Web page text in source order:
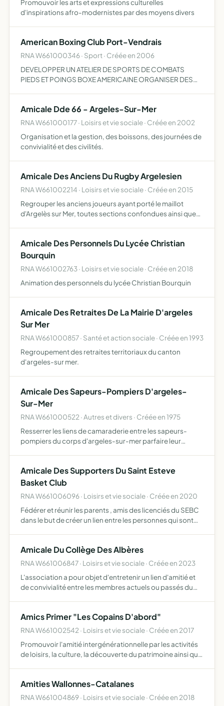
Promouvoir les arts et expressions culturelles
d'inspirations afro-modernistes par des moyens divers
American Boxing Club Port-Vendrais
RNA W661000346 · Sport · Créée en 2006
DEVELOPPER UN ATELIER DE SPORTS DE COMBATS
PIEDS ET POINGS BOXE AMERICAINE ORGANISER DES
CLUBS ET ASSOCIATIONS AU NIVEAU DEPARTEM…
Amicale Dde 66 - Argeles-Sur-Mer
RNA W661000177 · Loisirs et vie sociale · Créée en 2002
Organisation et la gestion, des boissons, des journées de
convivialité et des civilités.
Amicale Des Anciens Du Rugby Argelesien
RNA W661002214 · Loisirs et vie sociale · Créée en 2015
Regrouper les anciens joueurs ayant porté le maillot
d'Argelès sur Mer, toutes sections confondues ainsi que
l'école de…
Amicale Des Personnels Du Lycée Christian
Bourquin
RNA W661002763 · Loisirs et vie sociale · Créée en 2018
Animation des personnels du lycée Christian Bourquin
Amicale Des Retraites De La Mairie D'argeles
Sur Mer
RNA W661000857 · Santé et action sociale · Créée en 1993
Regroupement des retraites territoriaux du canton
d'argeles-sur mer.
Amicale Des Sapeurs-Pompiers D'argeles-
Sur-Mer
RNA W661000522 · Autres et divers · Créée en 1975
Resserrer les liens de camaraderie entre les sapeurs-
pompiers du corps d'argeles-sur-mer parfaire leur
Amicale Des Supporters Du Saint Esteve
Basket Club
RNA W661006096 · Loisirs et vie sociale · Créée en 2020
Fédérer et réunir les parents , amis des licenciés du SEBC
dans le but de créer un lien entre les personnes qui sont
Amicale Du Collège Des Albères
RNA W661006847 · Loisirs et vie sociale · Créée en 2023
L'association a pour objet d'entretenir un lien d'amitié et
de convivialité entre les membres actuels ou passés du
Amics Primer "Les Copains D'abord"
RNA W661002542 · Loisirs et vie sociale · Créée en 2017
Promouvoir l'amitié intergénérationnelle par les activités
de loisirs, la culture, la découverte du patrimoine ainsi que
Amities Wallonnes-Catalanes
RNA W661004869 · Loisirs et vie sociale · Créée en 2018